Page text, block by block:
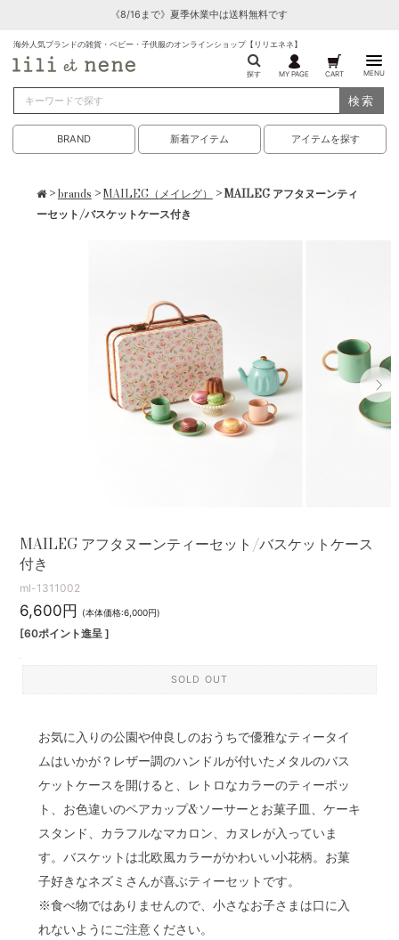
《8/16まで》夏季休業中は送料無料です
海外人気ブランドの雑貨・ベビー・子供服のオンラインショップ【リリエネネ】
探す MY PAGE CART MENU
検索
BRAND 新着アイテム アイテムを探す
>brands >MAILEG（メイレグ） > MAILEG アフタヌーンティ
ーセット/バスケットケース付き
MAILEG アフタヌーンティーセット/バスケットケース
付き
ml-1311002
6,600円 (本体価格:6,000円)
[60ポイント進呈 ]
SOLD OUT
お気に入りの公園や仲良しのおうちで優雅なティータイ
ムはいかが？レザー調のハンドルが付いたメタルのバス
ケットケースを開けると、レトロなカラーのティーポッ
ト、お色違いのペアカップ&ソーサーとお菓子皿、ケーキ
スタンド、カラフルなマカロン、カヌレが入っていま
す。バスケットは北欧風カラーがかわいい小花柄。お菓
子好きなネズミさんが喜ぶティーセットです。
※食べ物ではありませんので、小さなお子さまは口に入
れないようにご注意ください。